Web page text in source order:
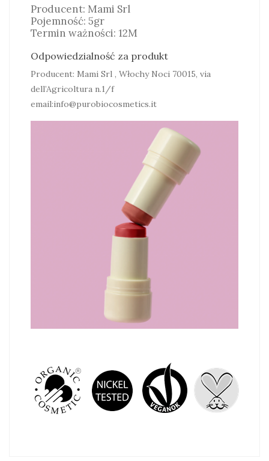
Producent: Mami Srl
Pojemność: 5gr
Termin ważności: 12M
Odpowiedzialność za produkt
Producent: Mami Srl , Włochy Noci 70015, via
dell’Agricoltura n.1/f
email:info@purobiocosmetics.it